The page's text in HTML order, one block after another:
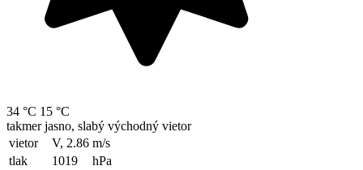
34 °C 15 °C
takmer jasno, slabý východný vietor
vietor
V, 2.86 m/s
tlak
1019 hPa